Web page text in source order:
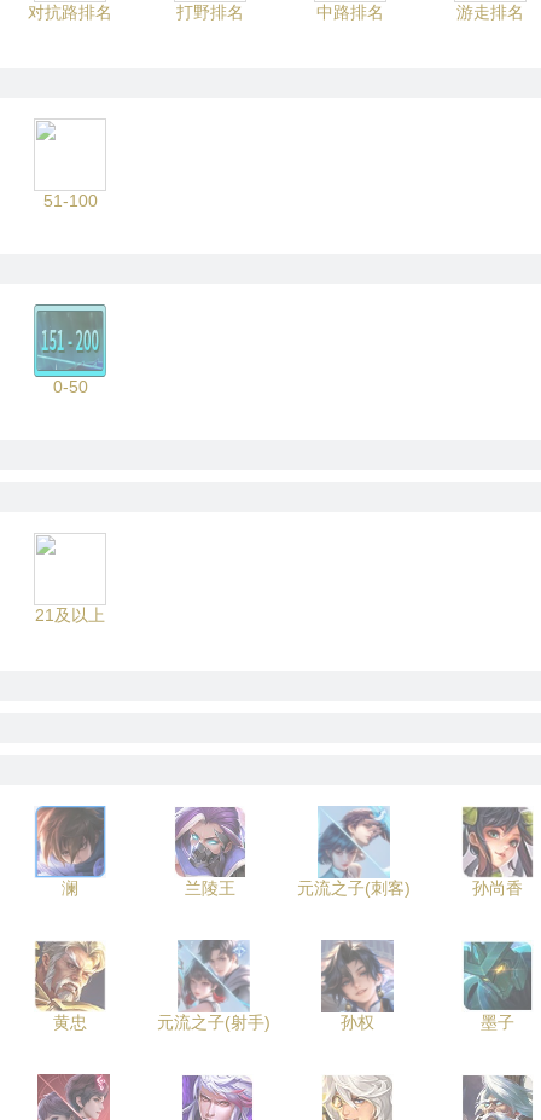
对抗路排名 打野排名 中路排名 游走排名
51-100
0-50
21及以上
澜 兰陵王 元流之子(刺客) 孙尚香
黄忠 元流之子(射手) 孙权 墨子